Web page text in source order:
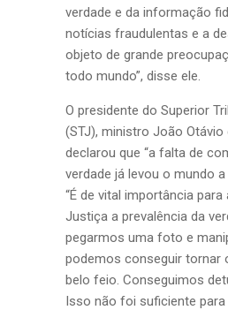
verdade e da informação
notícias fraudulentas e a
objeto de grande
todo mundo”, disse ele.
O presidente do Superior
(STJ), ministro João Otávio
declarou que “a falta de
verdade já levou o mundo
“É de vital importância para
Justiça a prevalência da
pegarmos uma foto e
podemos conseguir tornar
belo feio. Conseguimos
Isso não foi suficiente